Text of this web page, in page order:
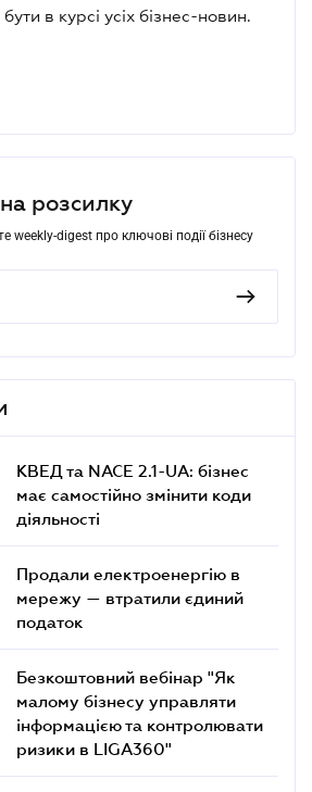
в курсі усіх бізнес-новин.
розсилку
weekly-digest про ключові події бізнесу
КВЕД та NACE 2.1-UA: бізнес
має самостійно змінити коди
діяльності
Продали електроенергію в
мережу — втратили єдиний
податок
Безкоштовний вебінар "Як
малому бізнесу управляти
інформацією та контролювати
ризики в LIGA360"